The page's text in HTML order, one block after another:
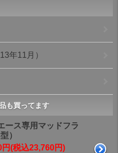
年11月）
も買ってます
ース専用マッドフラ
）
円(税込23,760円)